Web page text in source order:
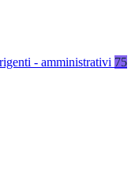
- amministrativi 75